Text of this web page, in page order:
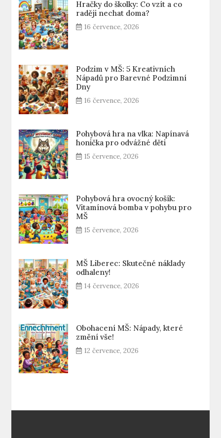
Hračky do školky: Co vzít a co
raději nechat doma?
16 července, 2026
Podzim v MŠ: 5 Kreativních
Nápadů pro Barevné Podzimní
Dny
16 července, 2026
Pohybová hra na vlka: Napínavá
honička pro odvážné děti
15 července, 2026
Pohybová hra ovocný košík:
Vitamínová bomba v pohybu pro
MŠ
15 července, 2026
MŠ Liberec: Skutečné náklady
odhaleny!
14 července, 2026
Obohacení MŠ: Nápady, které
změní vše!
12 července, 2026